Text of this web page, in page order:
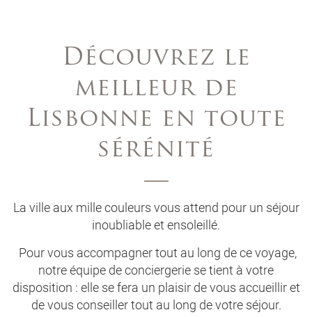
Découvrez le
meilleur de
Lisbonne en toute
sérénité
La ville aux mille couleurs vous attend pour un séjour
inoubliable et ensoleillé.
Pour vous accompagner tout au long de ce voyage,
notre équipe de conciergerie se tient à votre
disposition : elle se fera un plaisir de vous accueillir et
de vous conseiller tout au long de votre séjour.